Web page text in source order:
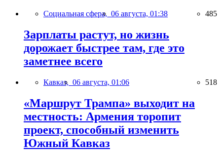
Социальная сфера, 06 августа, 01:38 485
Зарплаты растут, но жизнь
дорожает быстрее там, где это
заметнее всего
Кавказ, 06 августа, 01:06 518
«Маршрут Трампа» выходит на
местность: Армения торопит
проект, способный изменить
Южный Кавказ